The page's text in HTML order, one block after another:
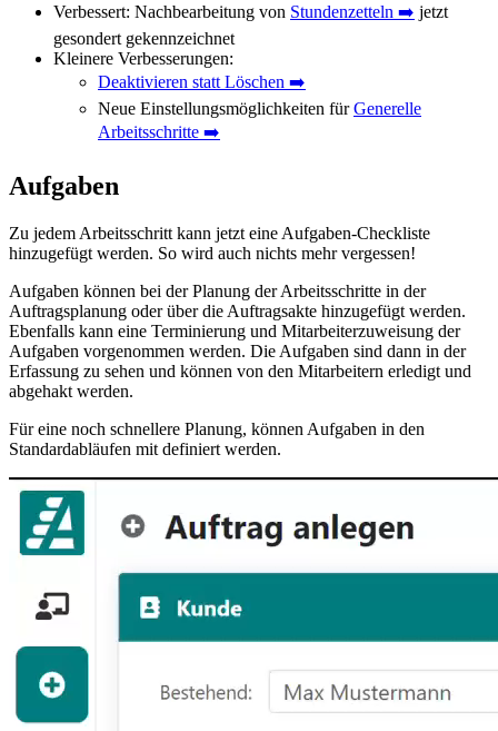
Verbessert: Nachbearbeitung von Stundenzetteln ➡️ jetzt
gesondert gekennzeichnet
Kleinere Verbesserungen:
Deaktivieren statt Löschen ➡️
Neue Einstellungsmöglichkeiten fürGenerelle
Arbeitsschritte ➡️
Aufgaben
Zu jedem Arbeitsschritt kann jetzt eine Aufgaben-Checkliste
hinzugefügt werden. So wird auch nichts mehr vergessen!
Aufgaben können bei der Planung der Arbeitsschritte in der
Auftragsplanung oder über die Auftragsakte hinzugefügt werden.
Ebenfalls kann eine Terminierung und Mitarbeiterzuweisung der
Aufgaben vorgenommen werden. Die Aufgaben sind dann in der
Erfassung zu sehen und können von den Mitarbeitern erledigt und
abgehakt werden.
Für eine noch schnellere Planung, können Aufgaben in den
Standardabläufen mit definiert werden.